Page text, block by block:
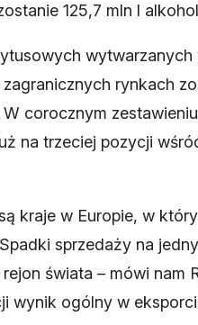
125,7 mln l
rynkach
corocznym
na trzeciej pozycji
kraje w Europie, w
sprzedaży na
świata – mówi
wynik ogólny w